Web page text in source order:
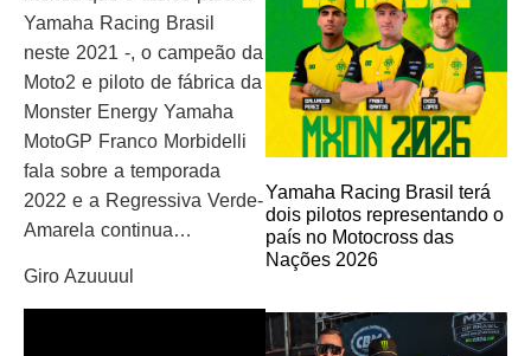
Yamaha Racing Brasil
neste 2021 -, o campeão da
Moto2 e piloto de fábrica da
Monster Energy Yamaha
MotoGP Franco Morbidelli
fala sobre a temporada
2022 e a Regressiva Verde-
Amarela continua…
Giro Azuuuul
Yamaha Racing Brasil terá
dois pilotos representando o
país no Motocross das
Nações 2026